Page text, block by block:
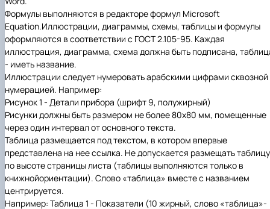
Формулы выполняются в редакторе формул Microsoft
Equation.Иллюстрации, диаграммы, схемы, таблицы и формулы
оформляются в соответствии с ГОСТ 2.105-95. Каждая
иллюстрация, диаграмма, схема должна быть подписана,
- иметь название.
Иллюстрации следует нумеровать арабскими цифрами сквозной
нумерацией. Например:
Рисунок 1 - Детали прибора (шрифт 9, полужирный)
Рисунки должны быть размером не более 80x80 мм, помещенные
через один интервал от основного текста.
Таблица размещается под текстом, в котором впервые
представлена на нее ссылка. Не допускается размещать таблицу
по высоте страницы листа (таблицы выполняются только в
книжнойориентации). Слово «таблица» вместе с названием
центрируется.
Например: Таблица 1 - Показатели (10 жирный, слово «таблица»-